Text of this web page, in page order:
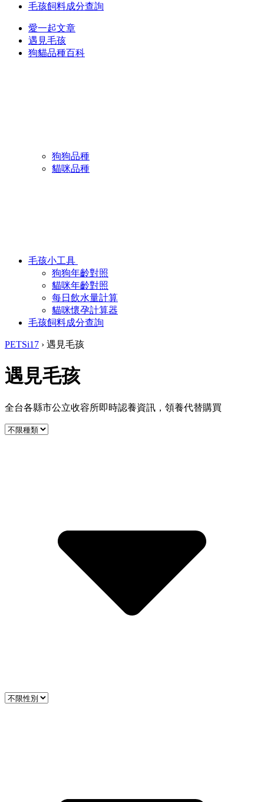
毛孩飼料成分查詢
愛一起文章
遇見毛孩
狗貓品種百科
狗狗品種
貓咪品種
毛孩小工具
狗狗年齡對照
貓咪年齡對照
每日飲水量計算
貓咪懷孕計算器
毛孩飼料成分查詢
PETSi17 › 遇見毛孩
遇見毛孩
全台各縣市公立收容所即時認養資訊，領養代替購買